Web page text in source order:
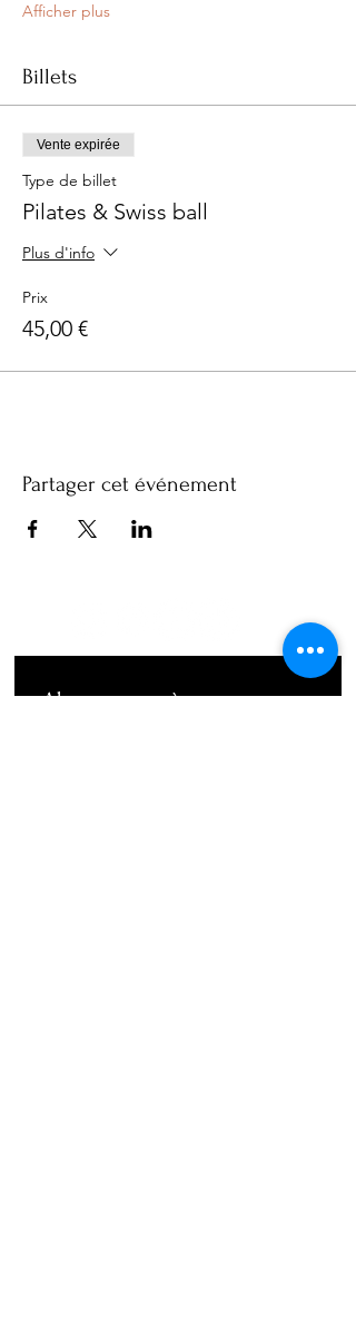
Afficher plus
Billets
Vente expirée
Type de billet
Pilates & Swiss ball
Plus d'info
Prix
45,00 €
Partager cet événement
Abonnez-vous à notre